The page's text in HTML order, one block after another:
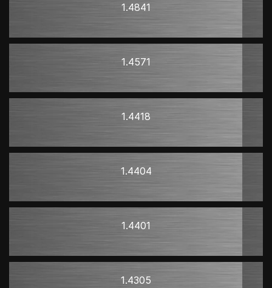
1.4841
1.4571
1.4418
1.4404
1.4401
1.4305